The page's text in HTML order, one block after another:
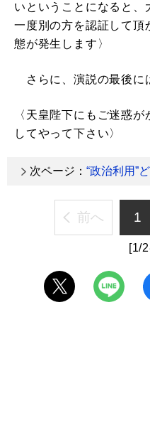
いということになると、
一度別の方を認証して頂
態が発生します〉
さらに、演説の最後に
〈天皇陛下にもご迷惑
してやって下さい〉
次ページ： “政治利用”
前へ 1
[1/